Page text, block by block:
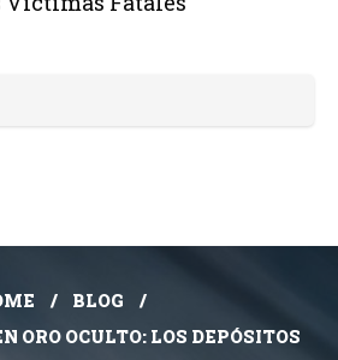
BLOG
ORO OCULTO: LOS DEPÓSITOS